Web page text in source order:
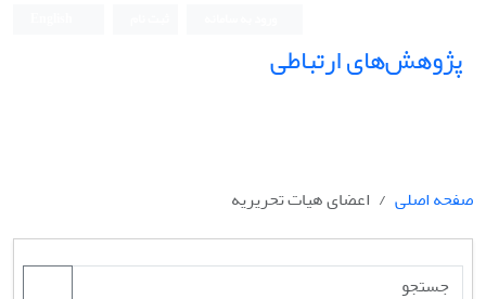
پژوهش‌های ارتباطی
صفحه اصلی اعضای هیات تحریریه